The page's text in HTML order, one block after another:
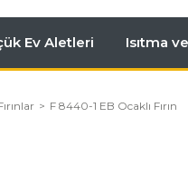
Ev Aletleri Isıtma
F 8440-1 EB Ocaklı Fırın